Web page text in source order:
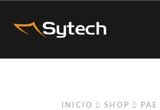
INICIO SHOP PAE